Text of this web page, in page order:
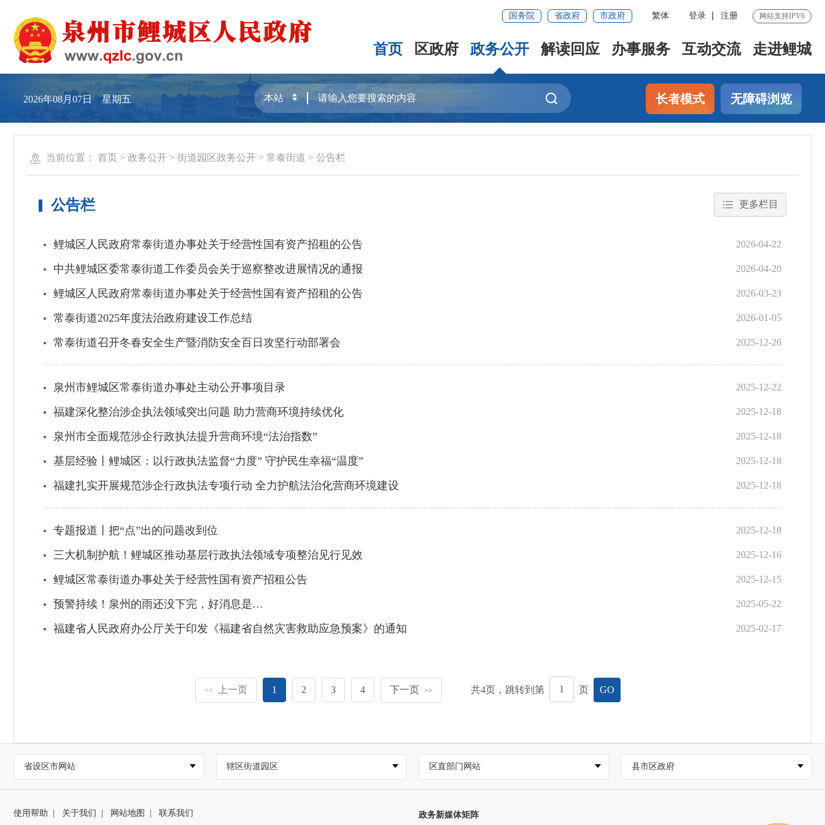
国务院 省政府 市政府 繁体 登录 注册 网站支持IPV6
首页 区政府 政务公开 解读回应 办事服务 互动交流 走进鲤城
2026年08月07日 星期五 长者模式 无障碍浏览
当前位置： 首页 > 政务公开 > 街道园区政务公开 > 常泰街道 > 公告栏
公告栏 更多栏目
鲤城区人民政府常泰街道办事处关于经营性国有资产招租的公告 2026-04-22
中共鲤城区委常泰街道工作委员会关于巡察整改进展情况的通报 2026-04-20
鲤城区人民政府常泰街道办事处关于经营性国有资产招租的公告 2026-03-23
常泰街道2025年度法治政府建设工作总结 2026-01-05
常泰街道召开冬春安全生产暨消防安全百日攻坚行动部署会 2025-12-26
泉州市鲤城区常泰街道办事处主动公开事项目录 2025-12-22
福建深化整治涉企执法领域突出问题 助力营商环境持续优化 2025-12-18
泉州市全面规范涉企行政执法提升营商环境“法治指数” 2025-12-18
基层经验丨鲤城区：以行政执法监督“力度” 守护民生幸福“温度” 2025-12-18
福建扎实开展规范涉企行政执法专项行动 全力护航法治化营商环境建设 2025-12-18
专题报道丨把“点”出的问题改到位 2025-12-18
三大机制护航！鲤城区推动基层行政执法领域专项整治见行见效 2025-12-16
鲤城区常泰街道办事处关于经营性国有资产招租公告 2025-12-15
预警持续！泉州的雨还没下完，好消息是… 2025-05-22
福建省人民政府办公厅关于印发《福建省自然灾害救助应急预案》的通知 2025-02-17
<< 上一页 1 2 3 4 下一页 >> 共4页，跳转到第 页 GO
省设区市网站 辖区街道园区 区直部门网站 县市区政府
使用帮助 关于我们 网站地图 联系我们 政务新媒体矩阵